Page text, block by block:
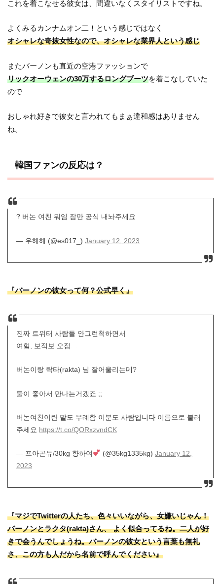
これを着こなせる彼女は、間違いなくスタイリストですね。
よくみるカンナムオン二！という感じではなく
オシャレな奇抜女性なので、オシャレな業界人という感じ
またバーノンも直近の空港ファッションで
リックオーウェンの30万するロングブーツを着こなしていた
ので
おしゃれ好きで彼女と言われてもまぁ違和感はありません
ね。
韓国ファンの反応は？
? 버논 여친 뭐임 잠만 공식 내놔주세요
— 우헤헤 (@es017_) January 12, 2023
『バーノンの彼女って何？公式早く』
진짜 트위터 사람들 안그런척하면서
여혐, 보적보 오짐…
버논이랑 락타(rakta) 님 잘어울리는데?
둘이 좋아서 만나는거겠죠 ;;
버논여친이란 말도 무례함 이분도 사람입니다 이름으로 불러
주세요 https://t.co/QORxzvndCK
— 프아곤듀/30kg 향하여 (@35kg1335kg)January 12,
2023
『マジでTwitterの人たち、色々いいながら、女嫌いじゃん！
バーノンとラクタ(rakta)さん、 よく似合ってるね。二人が好
きで会うんでしょうね。バーノンの彼女という言葉も無礼
さ、この方も人だから名前で呼んでください』